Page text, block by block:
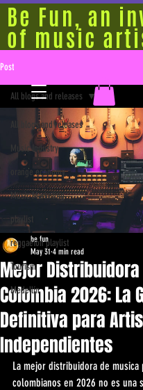
Be Fun, an
of music
Post
All blogs and releases
Music Industry
orange economy
Music Marketing
playlist
reggaeton playlist
Tourism
Medellín
All blogs and releases
Mejor
Colombia 2026: La
Definitiva para
Independientes
be fun
May 31 4 min read
La mejor distribuidora de musica
colombianos en 2026 no es una